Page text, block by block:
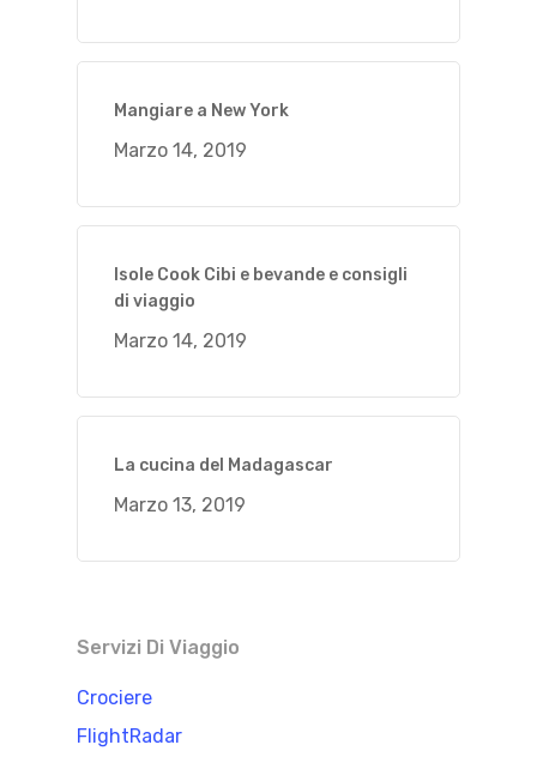
Mangiare a New York
Marzo 14, 2019
Isole Cook Cibi e bevande e consigli
di viaggio
Marzo 14, 2019
La cucina del Madagascar
Marzo 13, 2019
Servizi Di Viaggio
Crociere
FlightRadar